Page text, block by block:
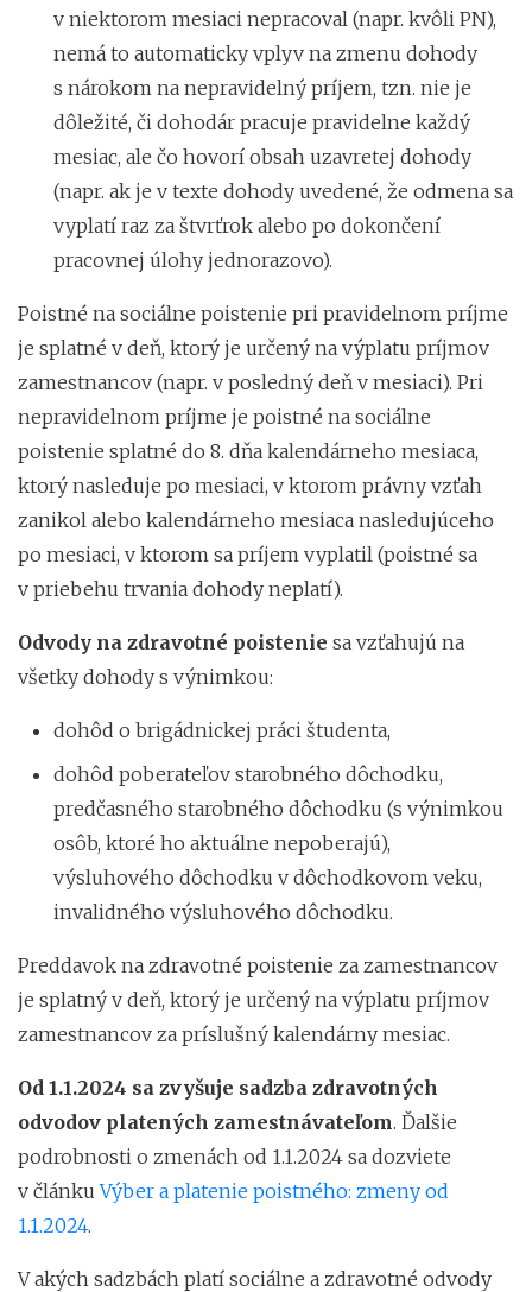
v niektorom mesiaci nepracoval (napr. kvôli PN),
nemá to automaticky vplyv na zmenu dohody
s nárokom na nepravidelný príjem, tzn. nie je
dôležité, či dohodár pracuje pravidelne každý
mesiac, ale čo hovorí obsah uzavretej dohody
(napr. ak je v texte dohody uvedené, že odmena sa
vyplatí raz za štvrťrok alebo po dokončení
pracovnej úlohy jednorazovo).
Poistné na sociálne poistenie pri pravidelnom príjme
je splatné v deň, ktorý je určený na výplatu príjmov
zamestnancov (napr. v posledný deň v mesiaci). Pri
nepravidelnom príjme je poistné na sociálne
poistenie splatné do 8. dňa kalendárneho mesiaca,
ktorý nasleduje po mesiaci, v ktorom právny vzťah
zanikol alebo kalendárneho mesiaca nasledujúceho
po mesiaci, v ktorom sa príjem vyplatil (poistné sa
v priebehu trvania dohody neplatí).
Odvody na zdravotné poistenie sa vzťahujú na
všetky dohody s výnimkou:
dohôd o brigádnickej práci študenta,
dohôd poberateľov starobného dôchodku,
predčasného starobného dôchodku (s výnimkou
osôb, ktoré ho aktuálne nepoberajú),
výsluhového dôchodku v dôchodkovom veku,
invalidného výsluhového dôchodku.
Preddavok na zdravotné poistenie za zamestnancov
je splatný v deň, ktorý je určený na výplatu príjmov
zamestnancov za príslušný kalendárny mesiac.
Od 1.1.2024 sa zvyšuje sadzba zdravotných
odvodov platených zamestnávateľom. Ďalšie
podrobnosti o zmenách od 1.1.2024 sa dozviete
v článkuVýber a platenie poistného: zmeny od
1.1.2024.
V akých sadzbách platí sociálne a zdravotné odvody